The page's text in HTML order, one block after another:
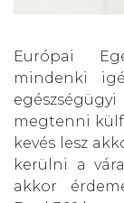
Európai
mindenki
megtenni
kevés lesz
kerülni a
akkor